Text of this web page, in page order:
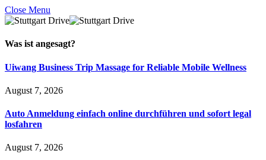
Close Menu
Was ist angesagt?
Uiwang Business Trip Massage for Reliable Mobile Wellness
August 7, 2026
Auto Anmeldung einfach online durchführen und sofort legal
losfahren
August 7, 2026